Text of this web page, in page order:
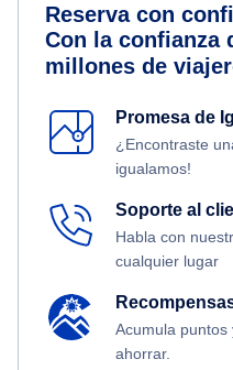
Reserva con
Con la confianza
millones de
Promesa de
¿Encontraste
igualamos!
Soporte al
Habla con
cualquier lugar
Acumula puntos
ahorrar.